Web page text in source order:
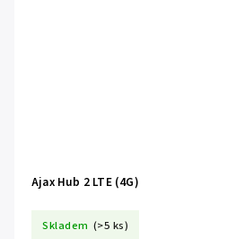
Ajax Hub 2 LTE (4G)
Skladem (>5 ks)